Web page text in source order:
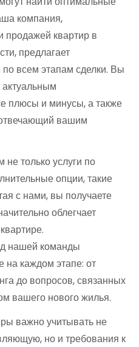
компания,
квартир в
предлагает
всем этапам сделки. Вы
актуальным
плюсы и минусы, а также
вашим
только услуги по
опции, такие
с нами, вы получаете
облегчает
нашей команды
на каждом этапе: от
до вопросов, связанных
вашего нового жилья.
важно учитывать не
но и требования к